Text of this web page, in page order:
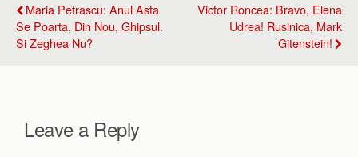
Maria Petrascu: Anul Asta
Se Poarta, Din Nou, Ghipsul.
Si Zeghea Nu?
Victor Roncea: Bravo, Elena
Udrea! Rusinica, Mark
Gitenstein!
Leave a Reply